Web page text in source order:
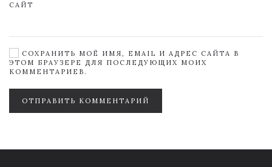
САЙТ
СОХРАНИТЬ МОЁ ИМЯ, EMAIL И АДРЕС САЙТА В
ЭТОМ БРАУЗЕРЕ ДЛЯ ПОСЛЕДУЮЩИХ МОИХ
КОММЕНТАРИЕВ.
ОТПРАВИТЬ КОММЕНТАРИЙ